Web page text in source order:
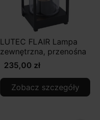
LUTEC FLAIR Lampa
zewnętrzna, przenośna
235,00 zł
Zobacz szczegóły